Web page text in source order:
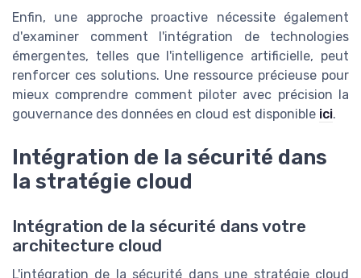
Enfin, une approche proactive nécessite également
d'examiner comment l'intégration de technologies
émergentes, telles que l'intelligence artificielle, peut
renforcer ces solutions. Une ressource précieuse pour
mieux comprendre comment piloter avec précision la
gouvernance des données en cloud est disponible ici.
Intégration de la sécurité dans
la stratégie cloud
Intégration de la sécurité dans votre
architecture cloud
L'intégration de la sécurité dans une stratégie cloud